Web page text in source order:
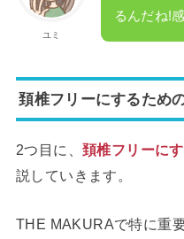
ユミ
るんだね!
頚椎フリーにするため
2つ目に、 頚椎フリーに
説していきます。
THE MAKURAで特に重